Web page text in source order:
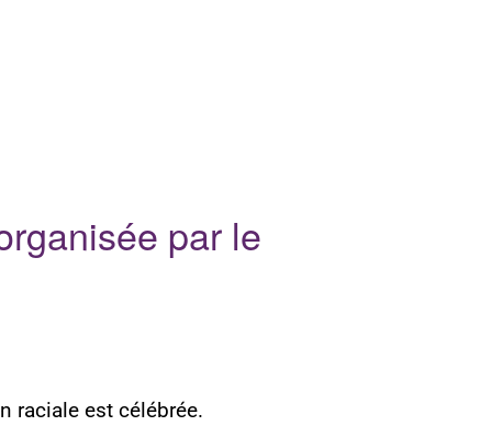
par le
raciale est célébrée.